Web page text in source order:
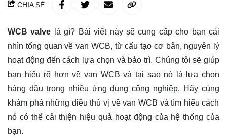
CHIA SẺ:
WCB valve là gì? Bài viết này sẽ cung cấp cho bạn cái
nhìn tổng quan về van WCB, từ cấu tạo cơ bản, nguyên lý
hoạt động đến cách lựa chọn và bảo trì. Chúng tôi sẽ giúp
bạn hiểu rõ hơn về van WCB và tại sao nó là lựa chọn
hàng đầu trong nhiều ứng dụng công nghiệp. Hãy cùng
khám phá những điều thú vị về van WCB và tìm hiểu cách
nó có thể cải thiện hiệu quả hoạt động của hệ thống của
bạn.